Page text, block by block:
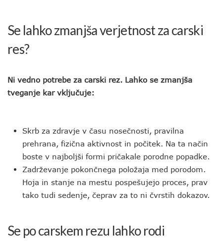
Se lahko zmanjša verjetnost za carski
res?
Ni vedno potrebe za carski rez. Lahko se zmanjša
tveganje kar vključuje:
Skrb za zdravje v času nosečnosti, pravilna
prehrana, fizična aktivnost in počitek. Na ta način
boste v najboljši formi pričakale porodne popadke.
Zadrževanje pokončnega položaja med porodom.
Hoja in stanje na mestu pospešujejo proces, prav
tako tudi sedenje, čeprav za to ni čvrstih dokazov.
Se po carskem rezu lahko rodi